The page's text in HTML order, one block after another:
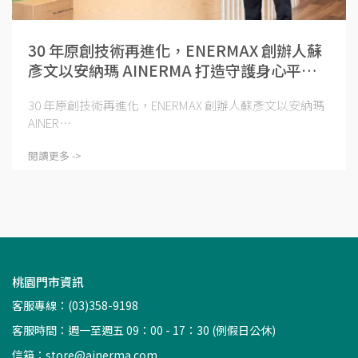
30 年原創技術再進化，ENERMAX 創辦人蘇
彥文以安納瑪 AINERMA 打造守護身心平衡
30 年原創技術再進化，ENERMAX 創辦人蘇彥文以安納瑪
AINER⋯
閱讀更多 ->
桃園門市資訊
客服專線：(03)358-9198
客服時間：週一至週五 09：00 - 17：30 (例假日公休)
信箱： store@ainerma.com